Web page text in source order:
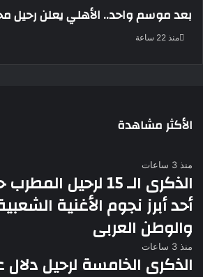
بعد موسم واحد.. الأهلي يعلن رحيل
منذ 22 ساعة
الأكثر مشاهدة
منذ 3 ساعات
الذكرى الـ 15 لرحيل
أحد أبرز نجوم الأغنية
والوطن العربى
منذ 3 ساعات
الذكرى الخامسة لرحيل دلال